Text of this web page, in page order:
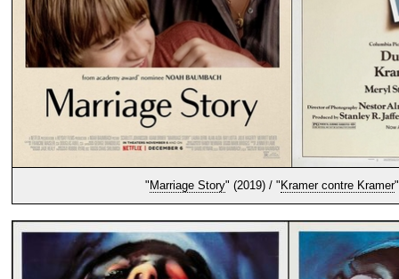
" Marriage Story" (2019) / " Kramer contre Kramer